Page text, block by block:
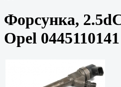
Форсунка,
Opel 0445110141